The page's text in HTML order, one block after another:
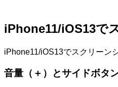
iPhone11/iOS13で
iPhone11/iOS13でスクリーン
音量（＋）とサイドボタ